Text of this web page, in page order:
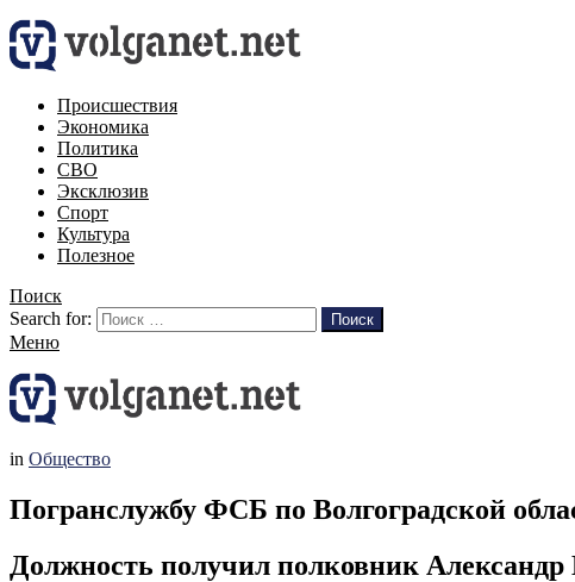
Происшествия
Экономика
Политика
СВО
Эксклюзив
Спорт
Культура
Полезное
Поиск
Search for:
Поиск
Меню
in Общество
Погранслужбу ФСБ по Волгоградской
Должность получил полковник